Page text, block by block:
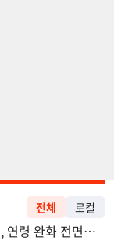
전체 로컬
"65세 복수국적 빗장 푸나"... 한국 정부, 연령 완화 전면 추진